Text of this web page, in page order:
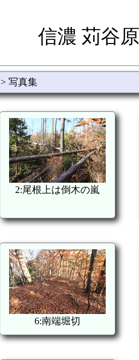
信濃 苅谷
> 写真集
2:尾根上は倒木の嵐
6:南端堀切